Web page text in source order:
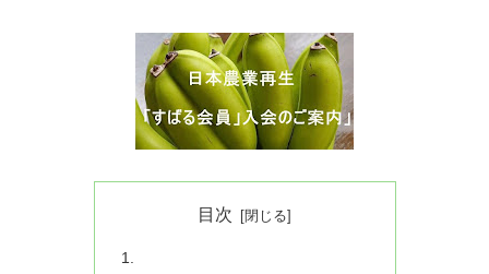
目次